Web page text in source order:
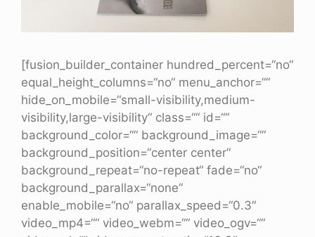
[fusion_builder_container hundred_percent=“no“
equal_height_columns=“no“ menu_anchor=““
hide_on_mobile=“small-visibility,medium-
visibility,large-visibility“ class=““ id=““
background_color=““ background_image=““
background_position=“center center“
background_repeat=“no-repeat“ fade=“no“
background_parallax=“none“
enable_mobile=“no“ parallax_speed=“0.3″
video_mp4=““ video_webm=““ video_ogv=““